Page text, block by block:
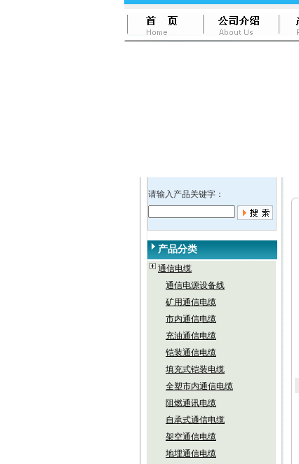
请输入产品关键字：
产品分类
通信电缆
通信电源设备线
矿用通信电缆
市内通信电缆
充油通信电缆
铠装通信电缆
填充式铠装电缆
全塑市内通信电缆
阻燃通讯电缆
自承式通信电缆
架空通信电缆
地埋通信电缆